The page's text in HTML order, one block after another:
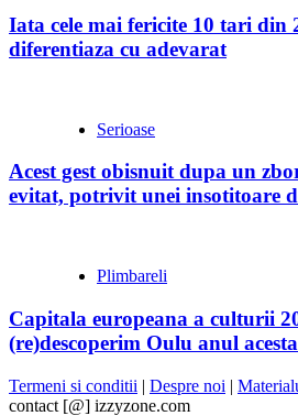
Iata cele mai fericite 10 tari din
diferentiaza cu adevarat
Serioase
Acest gest obisnuit dupa un
evitat, potrivit unei insotitoare
Plimbareli
Capitala europeana a culturii
(re)descoperim Oulu anul
Termeni si conditii | Despre noi |
contact [@] izzyzone.com